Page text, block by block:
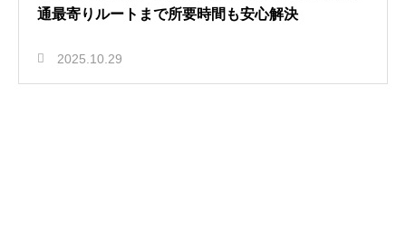
通最寄りルートまで所要時間も安心解決
2025.10.29